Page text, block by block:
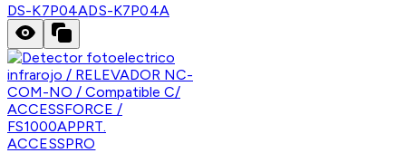
DS-K7P04ADS-K7P04A
ACCESSPRO